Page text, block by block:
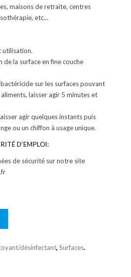
maisons de retraite, centres
etc…
utilisation.
la surface en fine couche
sur les surfaces pouvant
laisser agir 5 minutes et
agir quelques instants puis
ou un chiffon à usage unique.
D’EMPLOI:
de sécurité sur notre site
désinfectant, Surfaces.